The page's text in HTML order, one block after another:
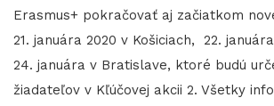
Erasmus+ pokračovať aj začiatkom
21. januára 2020 v Košiciach, 22.
24. januára v Bratislave, ktoré budú
žiadateľov v Kľúčovej akcii 2. Všetky